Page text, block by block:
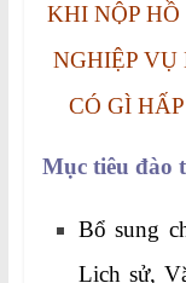
KHI NỘP
NGHIỆP
CÓ GÌ
Mục tiêu đào
Bổ sung
Lịch sử,